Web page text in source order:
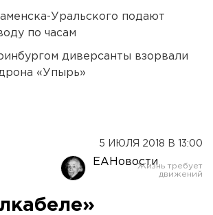
Уральского подают
по часам
диверсанты взорвали
«Упырь»
5 ИЮЛЯ 2018 В 13:00
ЕАНовости